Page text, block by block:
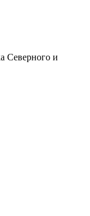
Северного и